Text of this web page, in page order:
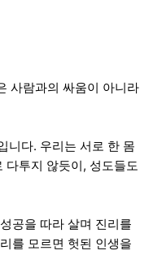
사람과의 싸움이 아니라
니다. 우리는 서로 한 몸
다투지 않듯이, 성도들도
공을 따라 살며 진리를
를 모르면 헛된 인생을